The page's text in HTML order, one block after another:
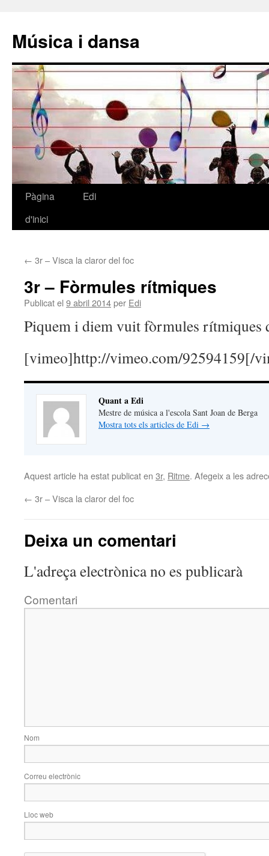
Música i dansa
Vés
Pàgina
d'inici
Edi
← 3r – Visca la claror del foc
3r – Fòrmules rítmiques
Publicat el 9 abril 2014per Edi
Piquem i diem vuit fòrmules rítmiques
[vimeo]http://vimeo.com/92594159[/
Quant a Edi
Mestre de música a l'escola Sant Joan de Berga
Mostra tots els articles de Edi →
Aquest article ha estat publicat en 3r, Ritme. Afegeix a les
← 3r – Visca la claror del foc
Deixa un comentari
L'adreça electrònica no es publicarà
Comentari
Nom
Correu electrònic
Lloc web